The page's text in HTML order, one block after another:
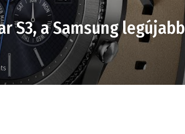
S3, a Samsung legújabb